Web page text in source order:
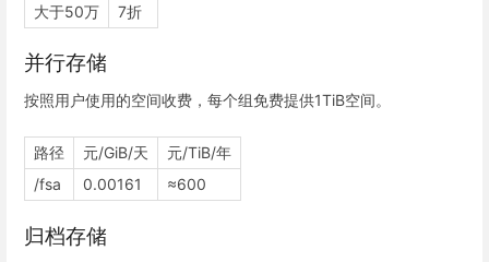
大于50万
7折
并行存储
按照用户使用的空间收费，每个组免费提供1TiB空间。
路径 元/GiB/天
元/TiB/年
/fsa
0.00161 ≈600
归档存储